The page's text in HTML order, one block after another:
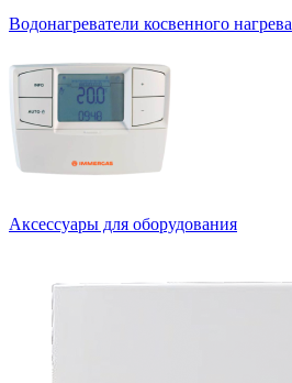
Водонагреватели косвенного нагрева
Аксессуары для оборудования